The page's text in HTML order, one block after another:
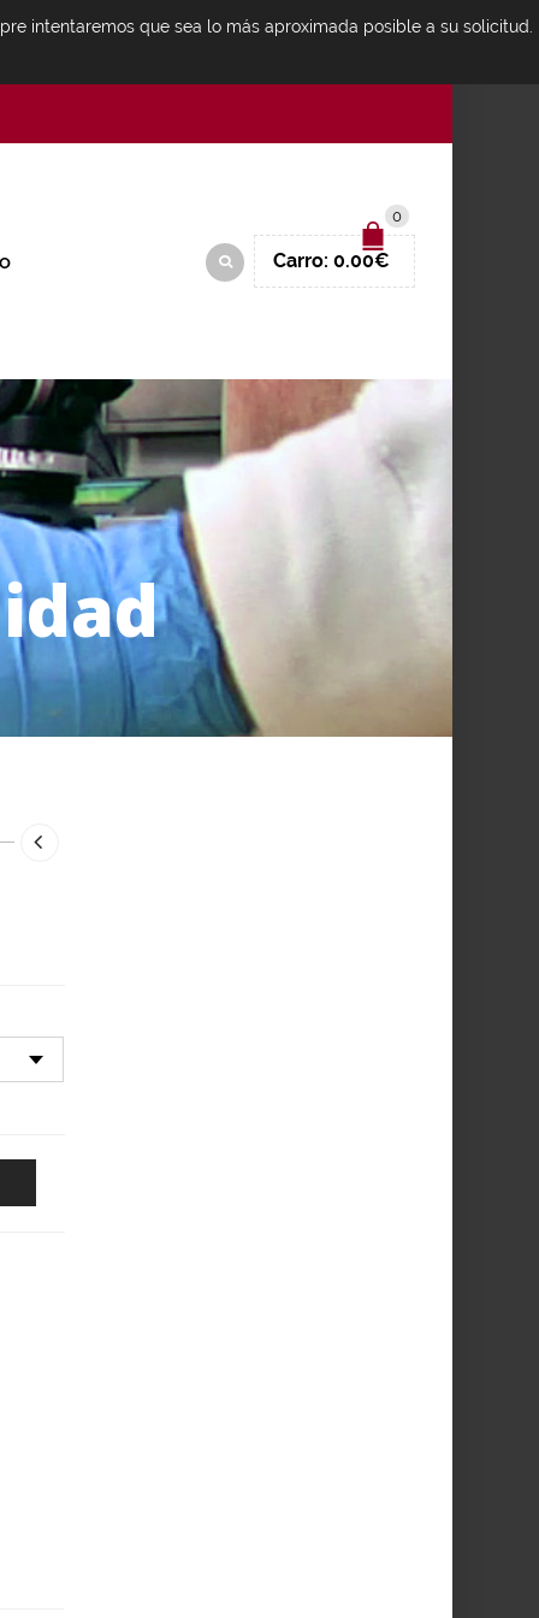
0
Carro: 0.00€
intentaremos que sea lo más aproximada posible a su solicitud.